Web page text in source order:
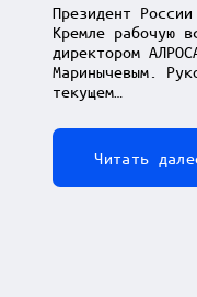
Президент
Кремле рабочую
директором
Маринычевым.
текущем…
Читать